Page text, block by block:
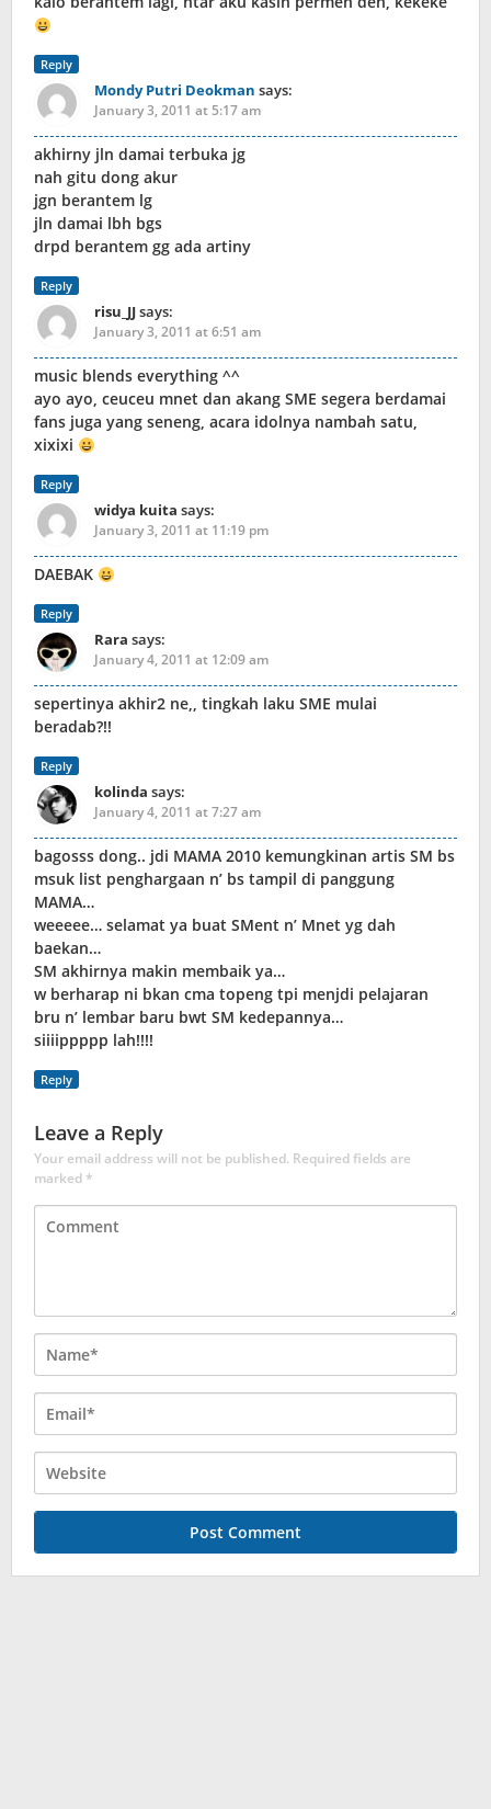
Reply
Mondy Putri Deokman says:
January 3, 2011 at 5:17 am
akhirny jln damai terbuka jg
nah gitu dong akur
jgn berantem lg
jln damai lbh bgs
drpd berantem gg ada artiny
Reply
risu_JJsays:
January 3, 2011 at 6:51 am
music blends everything ^^
ayo ayo, ceuceu mnet dan akang SME segera berdamai
fans juga yang seneng, acara idolnya nambah satu,
xixixi
Reply
widya kuita says:
January 3, 2011 at 11:19 pm
DAEBAK
Reply
Rara says:
January 4, 2011 at 12:09 am
sepertinya akhir2 ne,, tingkah laku SME mulai
beradab?!!
Reply
kolinda says:
January 4, 2011 at 7:27 am
bagosss dong.. jdi MAMA 2010 kemungkinan artis SM bs
msuk list penghargaan n’ bs tampil di panggung
MAMA…
weeeee… selamat ya buat SMent n’ Mnet yg dah
baekan…
SM akhirnya makin membaik ya…
w berharap ni bkan cma topeng tpi menjdi pelajaran
bru n’ lembar baru bwt SM kedepannya…
siiiippppp lah!!!!
Reply
Leave a Reply
Your email address will not be published. Required fields are
marked*